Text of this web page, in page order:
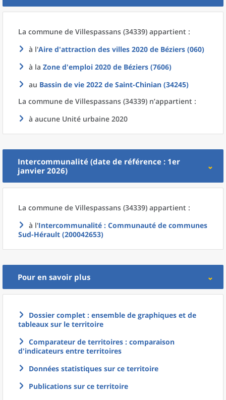
La commune de Villespassans (34339) appartient :
à l'Aire d'attraction des villes 2020 de Béziers (060)
à la Zone d'emploi 2020 de Béziers (7606)
au Bassin de vie 2022 de Saint-Chinian (34245)
La commune de Villespassans (34339) n’appartient :
à aucune Unité urbaine 2020
Intercommunalité (date de référence : 1er
janvier 2026)
La commune de Villespassans (34339) appartient :
à l'Intercommunalité : Communauté de communes
Sud-Hérault (200042653)
Pour en savoir plus
Dossier complet : ensemble de graphiques et de
tableaux sur le territoire
Comparateur de territoires : comparaison
d'indicateurs entre territoires
Données statistiques sur ce territoire
Publications sur ce territoire